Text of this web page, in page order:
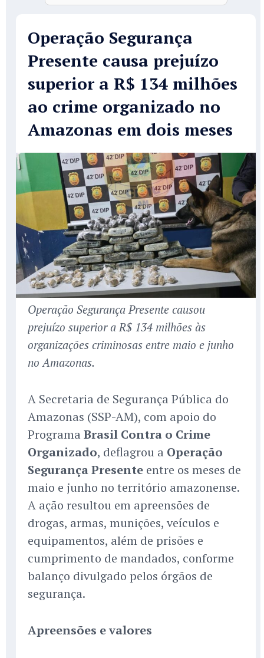
Operação Segurança
Presente causa prejuízo
superior a R$ 134 milhões
ao crime organizado no
Amazonas em dois meses
Operação Segurança Presente causou
prejuízo superior a R$ 134 milhões às
organizações criminosas entre maio e junho
no Amazonas.
A Secretaria de Segurança Pública do
Amazonas (SSP-AM), com apoio do
Programa Brasil Contra o Crime
Organizado, deflagrou a Operação
Segurança Presente entre os meses de
maio e junho no território amazonense.
A ação resultou em apreensões de
drogas, armas, munições, veículos e
equipamentos, além de prisões e
cumprimento de mandados, conforme
balanço divulgado pelos órgãos de
segurança.
Apreensões e valores